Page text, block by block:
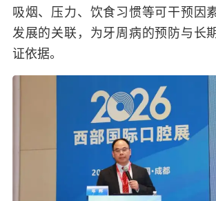
吸烟、压力、饮食习惯等可干预因
发展的关联，为牙周病的预防与长
证依据。